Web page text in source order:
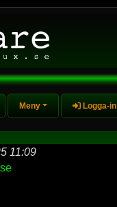
Meny Logga-in
11:09